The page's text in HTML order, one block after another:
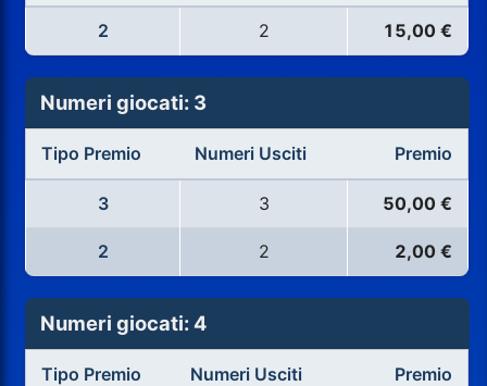
2 2 15,00 €
Numeri giocati: 3
Tipo Premio Numeri Usciti Premio
3 3 50,00 €
2 2 2,00 €
Numeri giocati: 4
Tipo Premio Numeri Usciti Premio